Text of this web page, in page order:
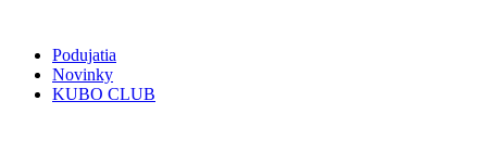
obsah
Podujatia
Novinky
KUBO CLUB